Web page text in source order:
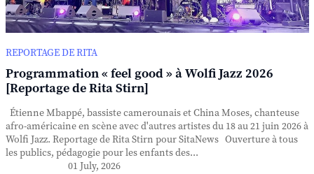
REPORTAGE DE RITA
Programmation « feel good » à Wolfi Jazz 2026
[Reportage de Rita Stirn]
Étienne Mbappé, bassiste camerounais et China Moses, chanteuse
afro-américaine en scène avec d'autres artistes du 18 au 21 juin 2026 à
Wolfi Jazz. Reportage de Rita Stirn pour SitaNews Ouverture à tous
les publics, pédagogie pour les enfants des...
01 July, 2026